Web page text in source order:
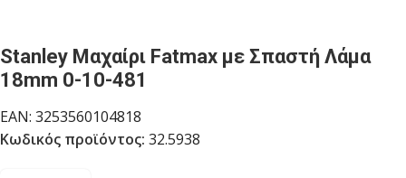
Stanley Μαχαίρι Fatmax με Σπαστή Λάμα
18mm 0-10-481
EAN: 3253560104818
Κωδικός προϊόντος: 32.5938